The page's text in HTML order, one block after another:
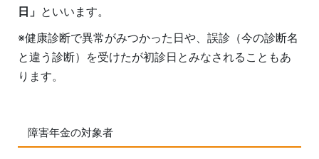
日」 といいます。
※健康診断で異常がみつかった日や、誤診（今の診断名
と違う診断）を受けたが初診日とみなされることもあ
ります。
障害年金の対象者